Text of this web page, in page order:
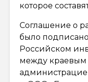
которое
Соглашение о
было
Российском
между краевым